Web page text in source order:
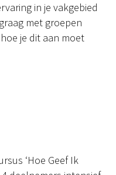
in je vakgebied
met groepen
je dit aan moet
‘Hoe Geef Ik